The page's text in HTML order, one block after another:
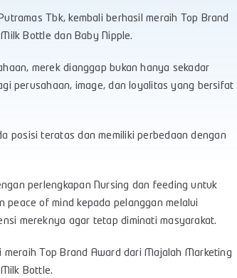
Tbk, kembali berhasil meraih Top Brand
Bottle dan Baby Nipple.
merek dianggap bukan hanya sekadar
perusahaan, image, dan loyalitas yang bersifat
posisi teratas dan memiliki perbedaan dengan
perlengkapan Nursing dan feeding untuk
peace of mind kepada pelanggan melalui
mereknya agar tetap diminati masyarakat.
Top Brand Award dari Majalah Marketing
Bottle.